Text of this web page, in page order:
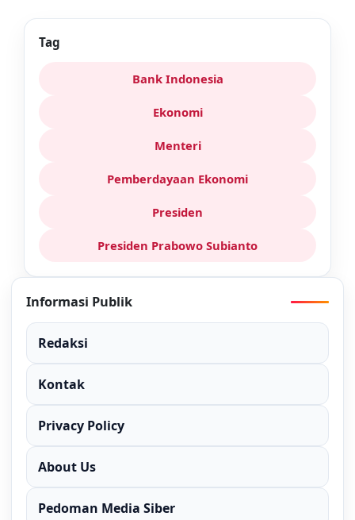
Tag
Bank Indonesia
Ekonomi
Menteri
Pemberdayaan Ekonomi
Presiden
Presiden Prabowo Subianto
Informasi Publik
Redaksi
Kontak
Privacy Policy
About Us
Pedoman Media Siber